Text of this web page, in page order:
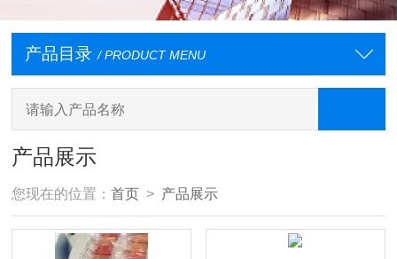
产品目录 / PRODUCT MENU
产品展示
您现在的位置：首页 > 产品展示